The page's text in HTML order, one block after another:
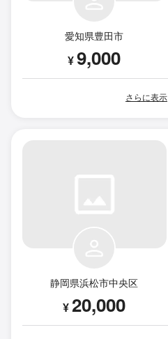
愛知県豊田市
¥9,000
さらに表示
静岡県浜松市中央区
¥20,000